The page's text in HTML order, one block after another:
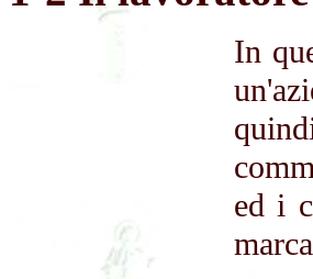
In
ed i